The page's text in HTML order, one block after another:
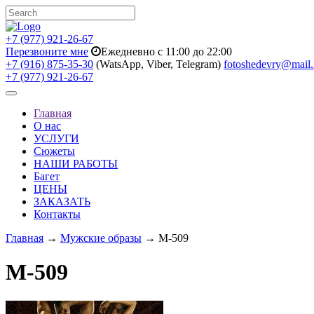
+7 (977) 921-26-67
Перезвоните мне
Ежедневно с 11:00 до 22:00
+7 (916) 875-35-30 (WatsApp, Viber, Telegram)
+7 (977) 921-26-67
Toggle
navigationГлавная
О нас
УСЛУГИ
Сюжеты
НАШИ РАБОТЫ
Багет
ЦЕНЫ
ЗАКАЗАТЬ
Контакты
Главная → Мужские образы → M-509
M-509